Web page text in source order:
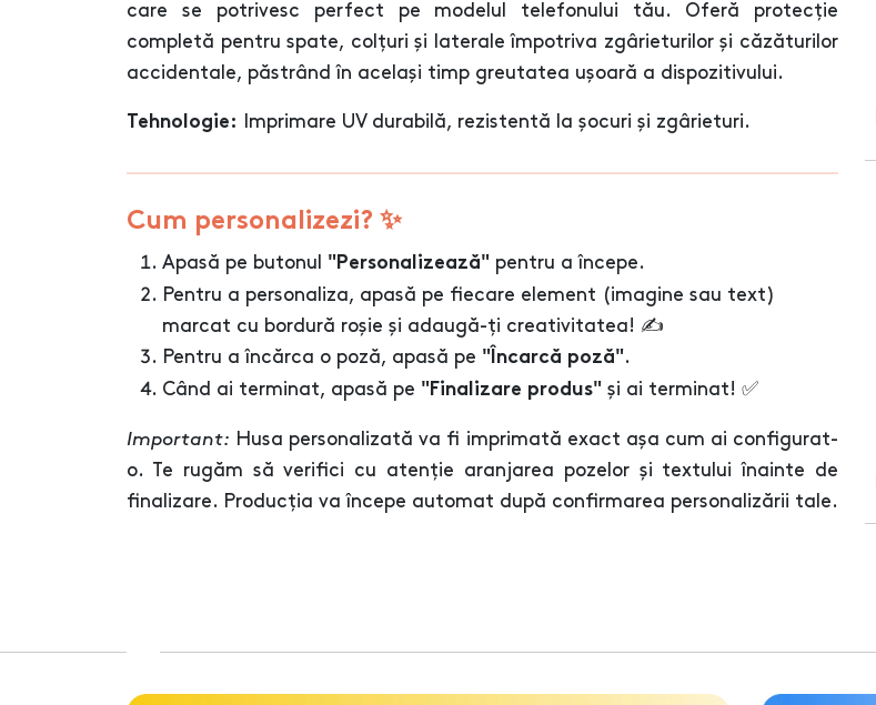
care se potrivesc perfect pe modelul telefonului tău. Oferă protecție
completă pentru spate, colțuri și laterale împotriva zgârieturilor și căzăturilor
accidentale, păstrând în același timp greutatea ușoară a dispozitivului.
Tehnologie: Imprimare UV durabilă, rezistentă la șocuri și zgârieturi.
Cum personalizezi? ✨
Apasă pe butonul "Personalizează" pentru a începe.
Pentru a personaliza, apasă pe fiecare element (imagine sau text)
marcat cu bordură roșie și adaugă-ți creativitatea! ✍️
Pentru a încărca o poză, apasă pe "Încarcă poză".
Când ai terminat, apasă pe "Finalizare produs" și ai terminat! ✅
Important: Husa personalizată va fi imprimată exact așa cum ai configurat-
o. Te rugăm să verifici cu atenție aranjarea pozelor și textului înainte de
finalizare. Producția va începe automat după confirmarea personalizării tale.